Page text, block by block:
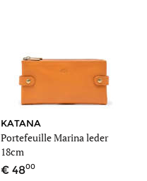
KATANA
Portefeuille Marina leder
18cm
4800